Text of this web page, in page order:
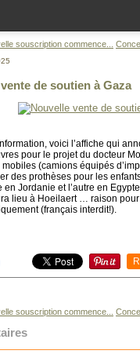
souscription commence...
de soutien à Gaza
voici l’affiche qui
pour le projet du docteur
(camions équipés
des prothèses pour les
en Jordanie et l’autre en
lieu à Hoeilaert … raison
(français interdit!).
souscription commence...